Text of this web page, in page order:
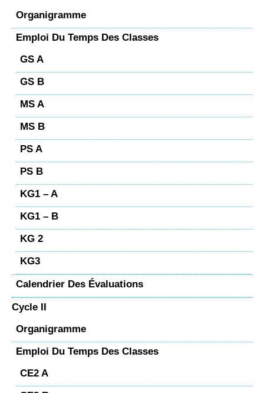
Organigramme
Emploi Du Temps Des Classes
GS A
GS B
MS A
MS B
PS A
PS B
KG1 – A
KG1 – B
KG 2
KG3
Calendrier Des Évaluations
Cycle II
Organigramme
Emploi Du Temps Des Classes
CE2 A